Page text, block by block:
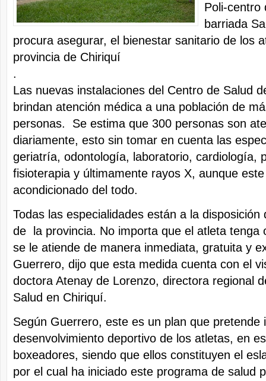
Poli-centro
barriada
procura asegurar, el bienestar sanitario de los
provincia de Chiriquí
.
Las nuevas instalaciones del Centro de Salud
brindan atención médica a una población de
personas. Se estima que 300 personas son
diariamente, esto sin tomar en cuenta las
geriatría, odontología, laboratorio, cardiología,
fisioterapia y últimamente rayos X, aunque
acondicionado del todo.
Todas las especialidades están a la disposición
de la provincia. No importa que el atleta tenga
se le atiende de manera inmediata, gratuita y
Guerrero, dijo que esta medida cuenta con el
doctora Atenay de Lorenzo, directora regional
Salud en Chiriquí.
Según Guerrero, este es un plan que pretende
desenvolvimiento deportivo de los atletas, en
boxeadores, siendo que ellos constituyen el
por el cual ha iniciado este programa de salud